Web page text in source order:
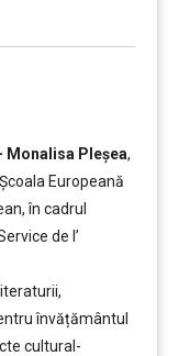
Monalisa Pleșea,
Europeană
în cadrul
de l’
învățământul
cultural-